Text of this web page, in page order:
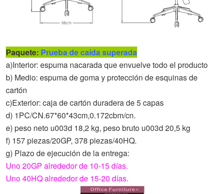
Paquete: Prueba de caída superada
a)Interior: espuma nacarada que envuelve todo el producto
b) Medio: espuma de goma y protección de esquinas de
cartón
c)Exterior: caja de cartón duradera de 5 capas
d) 1PC/CN.67*60*43cm,0.172cbm/cn.
e) peso neto u003d 18,2 kg, peso bruto u003d 20,5 kg
f) 157 piezas/20GP, 378 piezas/40HQ.
g) Plazo de ejecución de la entrega:
Uno 20GP alrededor de 10-15 días.
Uno 40HQ alrededor de 15-20 días.